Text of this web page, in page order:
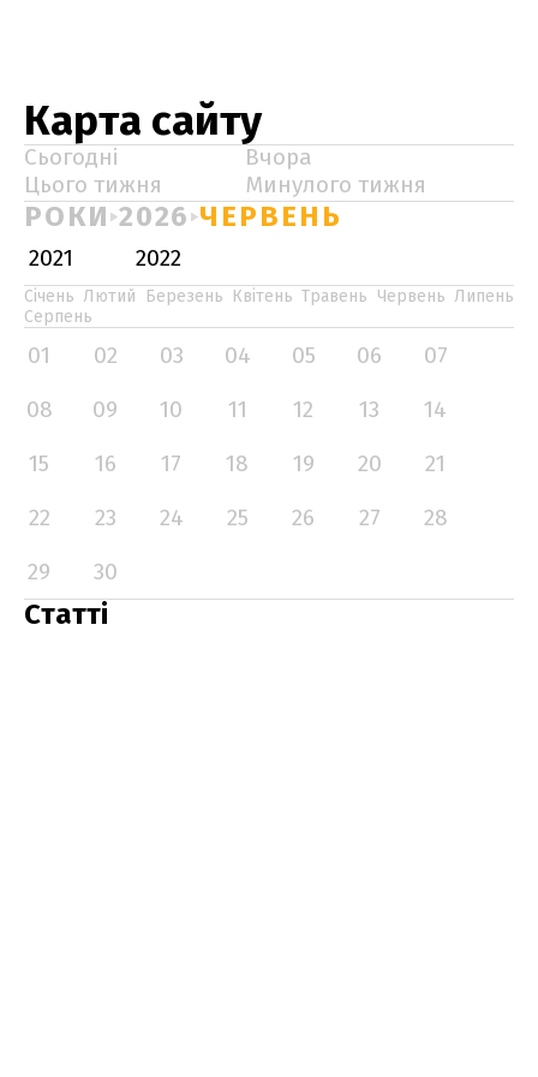
Карта сайту
Сьогодні
Вчора
Цього тижня
Минулого тижня
РОКИ 2026 ЧЕРВЕНЬ
2021 2022
Січень Лютий Березень Квітень Травень Червень Липень
Серпень
01 02 03 04 05 06
07
08
09 10 11 12 13
14
15
16 17 18 19 20
21
22
23 24 25 26 27
28
29
30
Статті